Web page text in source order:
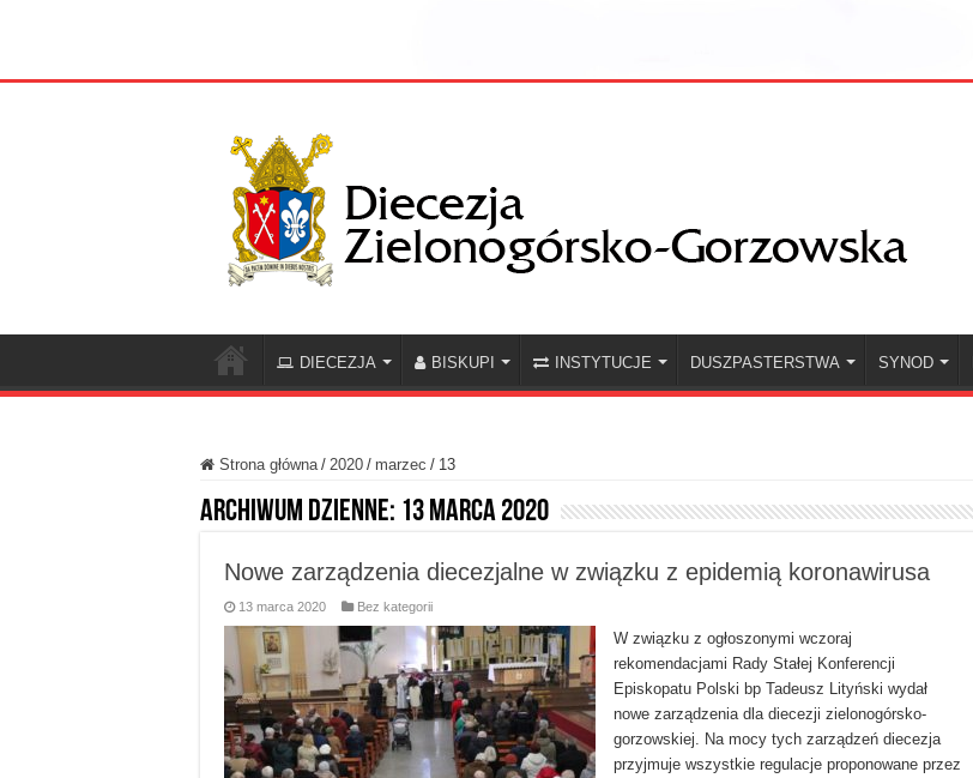
DIECEZJA BISKUPI INSTYTUCJE DUSZPASTERSTWA SYNOD
Strona główna / 2020 / marzec / 13
Archiwum dzienne: 13 marca 2020
Nowe zarządzenia diecezjalne w związku z epidemią koronawirusa
13 marca 2020 Bez kategorii
W związku z ogłoszonymi wczoraj
rekomendacjami Rady Stałej Konferencji
Episkopatu Polski bp Tadeusz Lityński wydał
nowe zarządzenia dla diecezji zielonogórsko-
gorzowskiej. Na mocy tych zarządzeń diecezja
przyjmuje wszystkie regulacje proponowane przez